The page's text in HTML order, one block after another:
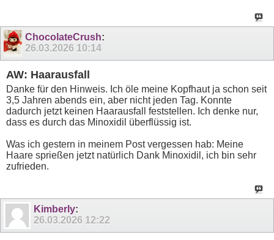
ChocolateCrush:
26.03.2026 10:14
AW: Haarausfall
Danke für den Hinweis. Ich öle meine Kopfhaut ja schon seit
3,5 Jahren abends ein, aber nicht jeden Tag. Konnte
dadurch jetzt keinen Haarausfall feststellen. Ich denke nur,
dass es durch das Minoxidil überflüssig ist.
Was ich gestern in meinem Post vergessen hab: Meine
Haare sprießen jetzt natürlich Dank Minoxidil, ich bin sehr
zufrieden.
Kimberly:
26.03.2026 12:22